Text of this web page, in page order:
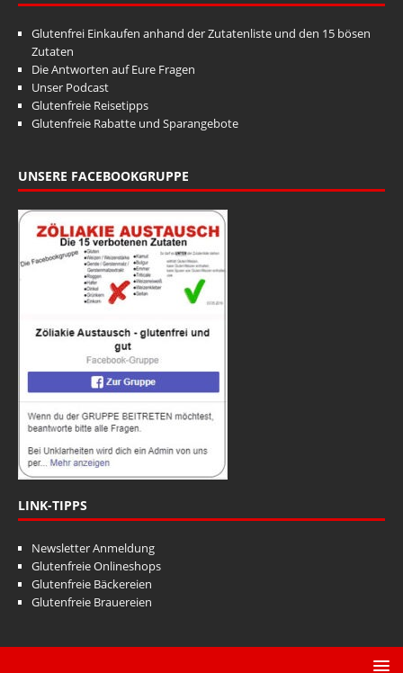
Glutenfrei Einkaufen anhand der Zutatenliste und den 15 bösen
Zutaten
Die Antworten auf Eure Fragen
Unser Podcast
Glutenfreie Reisetipps
Glutenfreie Rabatte und Sparangebote
UNSERE FACEBOOKGRUPPE
LINK-TIPPS
Newsletter Anmeldung
Glutenfreie Onlineshops
Glutenfreie Bäckereien
Glutenfreie Brauereien